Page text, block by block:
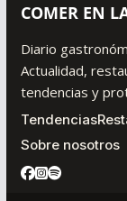
COMER EN
Diario
Actualidad,
tendencias y
Tendencias
Sobre nosotros